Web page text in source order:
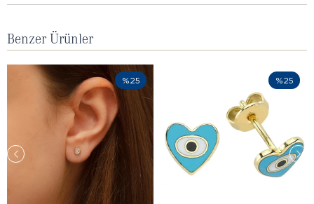
Benzer Ürünler
%25 %25